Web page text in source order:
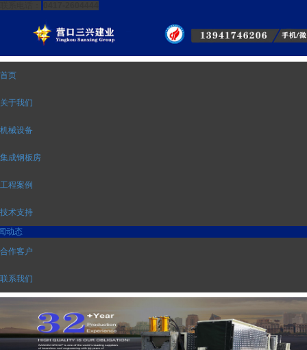
首页
关于我们
机械设备
集成钢板房
工程案例
技术支持
动态
合作客户
联系我们